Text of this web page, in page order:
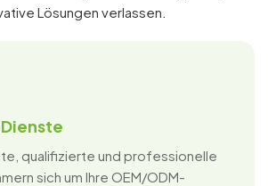
Lösungen verlassen.
qualifizierte und professionelle
sich um Ihre OEM/ODM-